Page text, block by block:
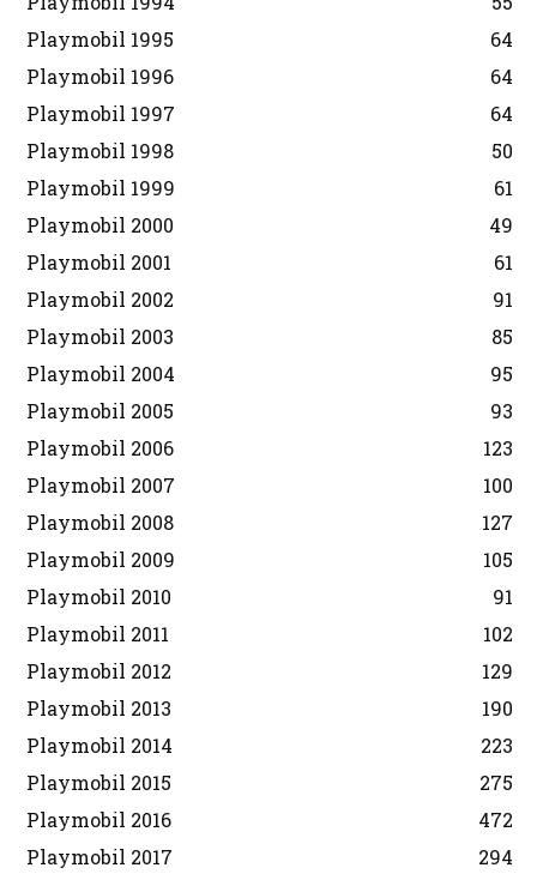
Playmobil 1995
64
Playmobil 1996
64
Playmobil 1997
64
Playmobil 1998
50
Playmobil 1999
61
Playmobil 2000
49
Playmobil 2001
61
Playmobil 2002
91
Playmobil 2003
85
Playmobil 2004
95
Playmobil 2005
93
Playmobil 2006
123
Playmobil 2007
100
Playmobil 2008
127
Playmobil 2009
105
Playmobil 2010
91
Playmobil 2011
102
Playmobil 2012
129
Playmobil 2013
190
Playmobil 2014
223
Playmobil 2015
275
Playmobil 2016
472
Playmobil 2017
294